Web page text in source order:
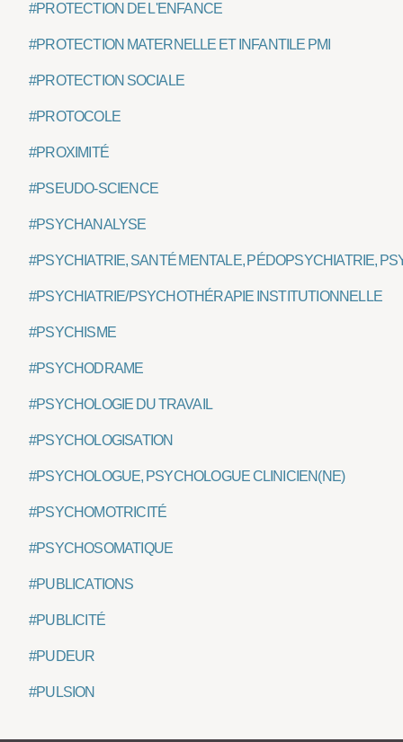
#PROTECTION DE L'ENFANCE
#PROTECTION MATERNELLE ET INFANTILE PMI
#PROTECTION SOCIALE
#PROTOCOLE
#PROXIMITÉ
#PSEUDO-SCIENCE
#PSYCHANALYSE
#PSYCHIATRIE, SANTÉ MENTALE, PÉDOPSYCHIATRIE,
#PSYCHIATRIE/PSYCHOTHÉRAPIE INSTITUTIONNELLE
#PSYCHISME
#PSYCHODRAME
#PSYCHOLOGIE DU TRAVAIL
#PSYCHOLOGISATION
#PSYCHOLOGUE, PSYCHOLOGUE CLINICIEN(NE)
#PSYCHOMOTRICITÉ
#PSYCHOSOMATIQUE
#PUBLICATIONS
#PUBLICITÉ
#PUDEUR
#PULSION